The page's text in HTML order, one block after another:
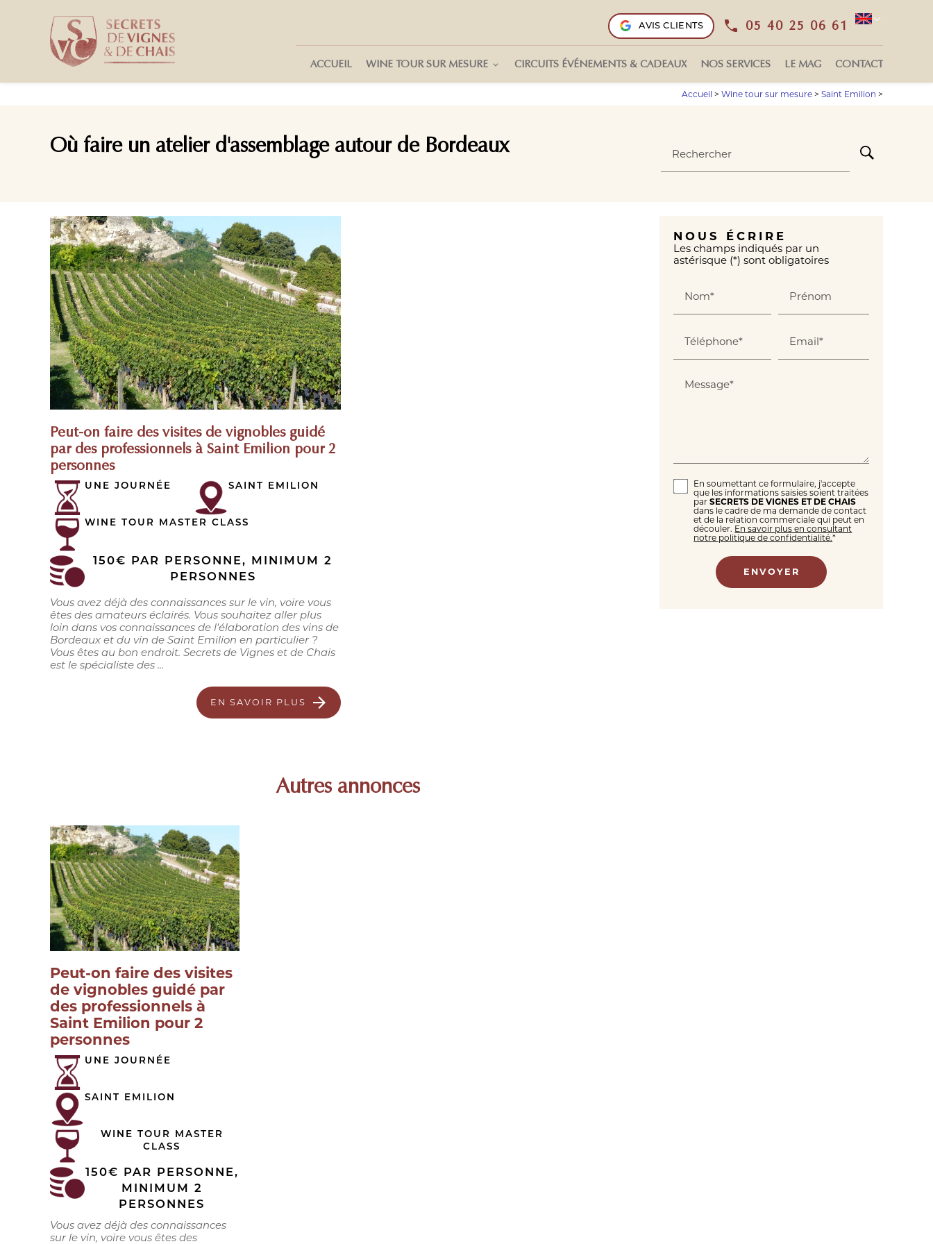
AVIS CLIENTS 05 40 25 06 61
ACCUEIL WINE TOUR SUR MESURE CIRCUITS ÉVÉNEMENTS & CADEAUX NOS SERVICES LE MAG CONTACT
Accueil > Wine tour sur mesure > Saint Emilion >
Où faire un atelier d'assemblage autour de Bordeaux Rechercher
Peut-on faire des visites de vignobles guidé
par des professionnels à Saint Emilion pour 2
personnes
150€ PAR PERSONNE, MINIMUM 2
PERSONNES
UNE JOURNÉE SAINT EMILION
WINE TOUR MASTER CLASS
Vous avez déjà des connaissances sur le vin, voire vous
êtes des amateurs éclairés. Vous souhaitez aller plus
loin dans vos connaissances de l'élaboration des vins de
Bordeaux et du vin de Saint Emilion en particulier ?
Vous êtes au bon endroit. Secrets de Vignes et de Chais
est le spécialiste des ...
EN SAVOIR PLUS
Autres annonces
Peut-on faire des visites
de vignobles guidé par
des professionnels à
Saint Emilion pour 2
personnes
150€ PAR PERSONNE,
MINIMUM 2
PERSONNES
UNE JOURNÉE
SAINT EMILION
WINE TOUR MASTER
CLASS
Vous avez déjà des connaissances
sur le vin, voire vous êtes des
NOUS ÉCRIRE
Les champs indiqués par un
astérisque (*) sont obligatoires
Nom* Prénom
Téléphone* Email*
Message*
En soumettant ce formulaire, j'accepte
que les informations saisies soient traitées
parSECRETS DE VIGNES ET DE CHAIS
dans le cadre de ma demande de contact
et de la relation commerciale qui peut en
découler. En savoir plus en consultant
notre politique de confidentialité.*